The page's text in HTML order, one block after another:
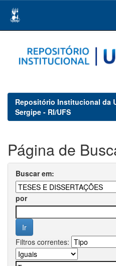
navigation
Repositório Institucional da
Sergipe - RI/UFS
Página de
Buscar em:
por
Filtros correntes: